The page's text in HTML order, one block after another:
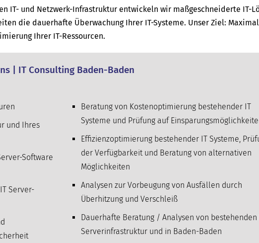
IT- und Netzwerk-Infrastruktur entwickeln wir maßgeschneiderte IT-
die dauerhafte Überwachung Ihrer IT-Systeme. Unser Ziel:
Ihrer IT-Ressourcen.
| IT Consulting Baden-Baden
und Ihres
Software
Server-
Beratung von Kostenoptimierung bestehender IT
Systeme und Prüfung auf
Effizienzoptimierung bestehender IT Systeme,
der Verfügbarkeit und Beratung von alternativen
Möglichkeiten
Analysen zur Vorbeugung von Ausfällen durch
Überhitzung und Verschleiß
Dauerhafte Beratung / Analysen von bestehenden
Serverinfrastruktur und in Baden-Baden